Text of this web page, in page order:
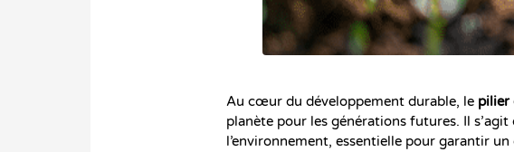
Au cœur du développement durable, le pilier
planète pour les générations futures. Il
l’environnement, essentielle pour garantir